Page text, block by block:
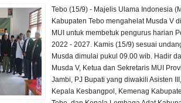
Tebo (15/9) - Majelis Ulama Indonesia
Kabupaten Tebo mengahelat Musda V
MUI untuk membetuk pengurus harian
2022 - 2027. Kamis (15/9) sesuai
Musda dimulai pukul 09.00 wib. Hadir
Musda V, Ketua dan Sekretaris MUI
Jambi, PJ Bupati yang diwakili Asisten III,
Kepala Kesbangpol, Kemenag